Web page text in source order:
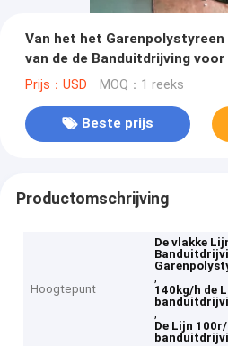
Van het het Garenpolystyreen
van de de Banduitdrijving
140kg/H 100r/Min
Prijs：USD MOQ：1 reeks
Beste prijs
Productomschrijving
Hoogtepunt
De vlakke
,
140kg/h de
,
De Lijn